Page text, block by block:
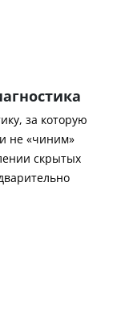
за которую
не «чиним»
скрытых